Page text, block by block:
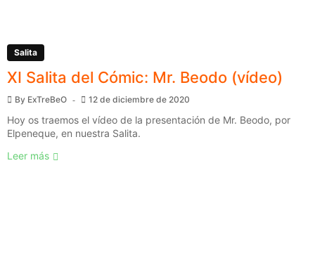
Salita
XI Salita del Cómic: Mr. Beodo (vídeo)
By ExTreBeO 12 de diciembre de 2020
Hoy os traemos el vídeo de la presentación de Mr. Beodo, por
Elpeneque, en nuestra Salita.
Leer más